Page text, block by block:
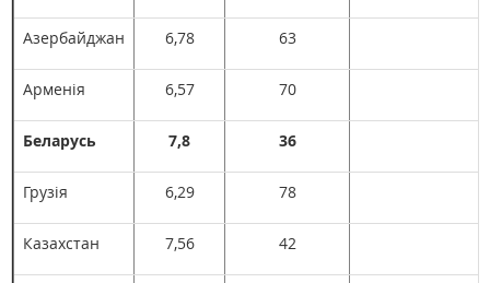
Азербайджан 6,78 63
Арменія 6,57 70
Беларусь 7,8 36
Грузія 6,29 78
Казахстан 7,56 42